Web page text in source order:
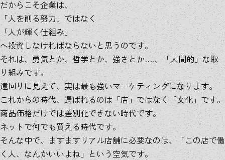
だからこそ企業は、
「人を削る努力」ではなく
「人が輝く仕組み」
へ投資しなければならないと思うのです。
それは、勇気とか、哲学とか、強さとか….、「人間的」な取
り組みです。
遠回りに見えて、実は最も強いマーケティングになります。
これからの時代、選ばれるのは「店」ではなく「文化」です。
商品価格だけでは差別化できない時代です。
ネットで何でも買える時代です。
そんな中で、ますますリアル店舗に必要なのは、「この店で働
く人、なんかいいよね」という空気です。